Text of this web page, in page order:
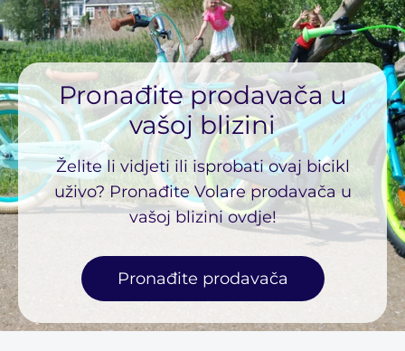
Pronađite prodavača u
vašoj blizini
Želite li vidjeti ili isprobati ovaj bicikl
uživo? Pronađite Volare prodavača u
vašoj blizini ovdje!
Pronađite prodavača